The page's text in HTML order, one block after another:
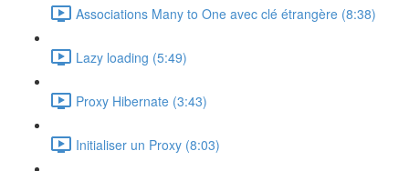
Associations Many to One avec clé étrangère (8:38)
Lazy loading (5:49)
Proxy Hibernate (3:43)
Initialiser un Proxy (8:03)